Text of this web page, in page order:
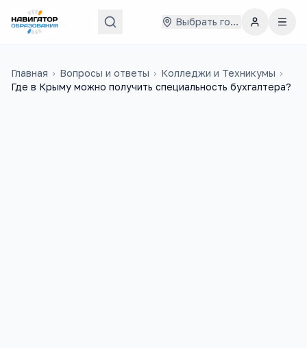
Выбрать город
Главная › Вопросы и ответы › Колледжи и Техникумы ›
Где в Крыму можно получить специальность бухгалтера?